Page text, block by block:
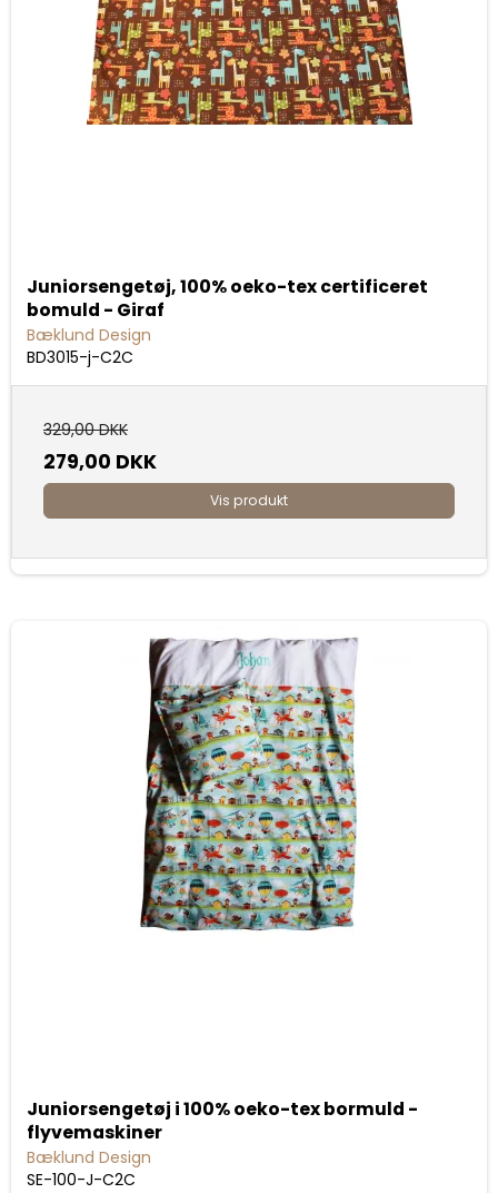
Juniorsengetøj, 100% oeko-tex certificeret
bomuld - Giraf
Bæklund Design
BD3015-j-C2C
329,00 DKK
279,00 DKK
Vis produkt
Juniorsengetøj i 100% oeko-tex bormuld -
flyvemaskiner
Bæklund Design
SE-100-J-C2C